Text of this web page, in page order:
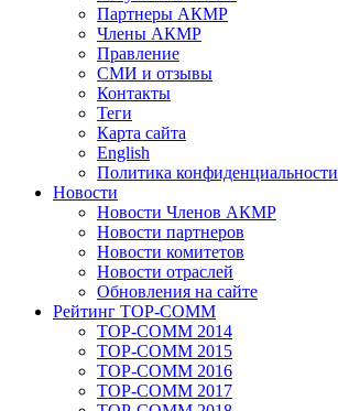
Партнеры АКМР
Члены АКМР
Правление
СМИ и отзывы
Контакты
Теги
Карта сайта
English
Политика конфиденциальности
Новости
Новости Членов АКМР
Новости партнеров
Новости комитетов
Новости отраслей
Обновления на сайте
Рейтинг TOP-COMM
TOP-COMM 2014
TOP-COMM 2015
TOP-COMM 2016
TOP-COMM 2017